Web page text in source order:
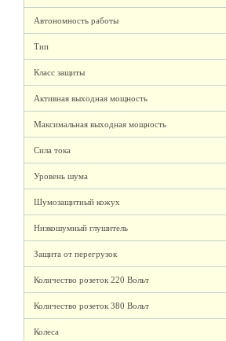
Автономность работы
Тип
Класс защиты
Активная выходная мощность
Максимальная выходная мощность
Сила тока
Уровень шума
Шумозащитный кожух
Низкошумный глушитель
Защита от перегрузок
Количество розеток 220 Вольт
Количество розеток 380 Вольт
Колеса